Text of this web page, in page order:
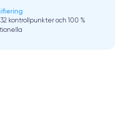
kontrollpunkter och 100 %